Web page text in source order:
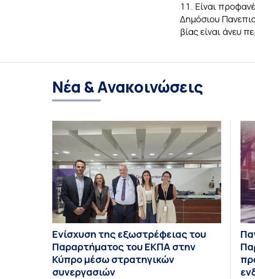
Είναι
Δημόσιου
βίας είναι άνευ
Νέα & Ανακοινώσεις
Ενίσχυση της εξωστρέφειας του
Παραρτήματος του ΕΚΠΑ στην
Κύπρο μέσω στρατηγικών
συνεργασιών